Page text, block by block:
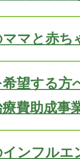
マと赤ち
望する方
費助成事
インフルエ